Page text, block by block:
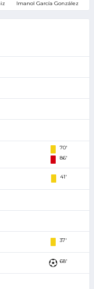
Imanol García González
70'
86'
41'
37'
68'